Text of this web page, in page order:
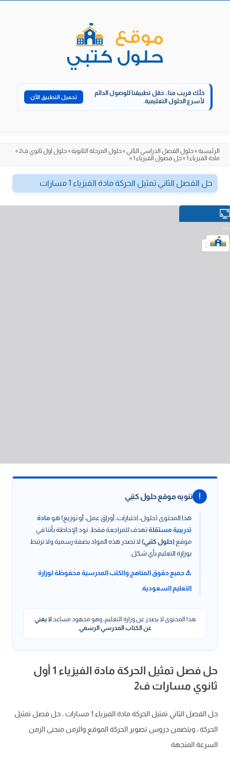
خلّك قريب منا.. حمّل تطبيقنا للوصول الدائم
لأسرع الحلول التعليمية.
تحميل التطبيق الآن
الرئيسية»حلول الفصل الدراسي الثاني»حلول المرحلة الثانوية»حلول اول ثانوي ف2 »
مادة الفيزياء 1 »حل فصول الفيزياء 1 »
حل الفصل الثاني تمثيل الحركة مادة الفيزياء 1 مسارات
! تنويه موقع حلول كتبي
هذا المحتوى (حلول، اختبارات، أوراق عمل، أو توزيع) هو مادة
تدريبية مستقلةتهدف للمراجعة فقط. نود الإحاطة بأننا في
موقع (حلول كتبي) لا نصدر هذه المواد بصفة رسمية ولا نرتبط
بوزارة التعليم بأي شكل.
⚠️ جميع حقوق المناهج والكتب المدرسية محفوظة لوزارة
التعليم السعودية.
هذا المحتوى لا يصدر عن وزارة التعليم، وهو مجهود مساعدلا يغني
عن الكتاب المدرسي الرسمي.
حل فصل تمثيل الحركة مادة الفيزياء 1 أول
ثانوي مسارات ف2
حل الفصل الثاني تمثيل الحركة مادة الفيزياء 1 مسارات ، حل فصل تمثيل
الحركة ، ويتضمن دروس تصوير الحركة الموقع والزمن منحنى الزمن
السرعة المتجهة